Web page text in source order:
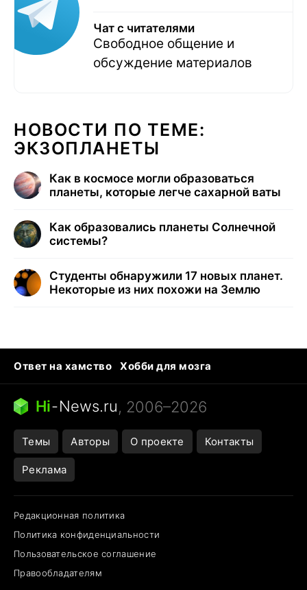
Чат с читателями
Свободное общение и
обсуждение материалов
НОВОСТИ ПО ТЕМЕ:
ЭКЗОПЛАНЕТЫ
Как в космосе могли образоваться
планеты, которые легче сахарной ваты
Как образовались планеты Солнечной
системы?
Студенты обнаружили 17 новых планет.
Некоторые из них похожи на Землю
Ответ на хамство
Хобби для мозга
Бензин 100 и 95
Тунцы в океанариуме
Следующая пандемия
Hi-News.ru, 2006–2026
Темы Авторы О проекте Контакты
Реклама
Редакционная политика
Политика конфиденциальности
Пользовательское соглашение
Правообладателям